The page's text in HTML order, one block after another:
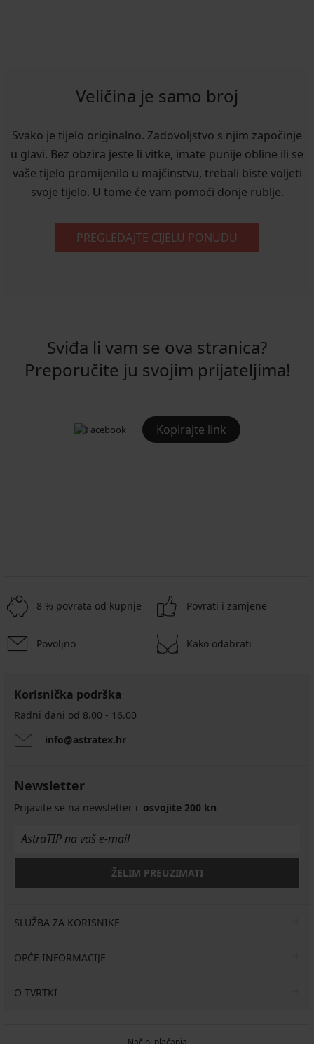
Veličina je samo broj
Svako je tijelo originalno. Zadovoljstvo s njim započinje
u glavi. Bez obzira jeste li vitke, imate punije obline ili se
vaše tijelo promijenilo u majčinstvu, trebali biste voljeti
svoje tijelo. U tome će vam pomoći donje rublje.
PREGLEDAJTE CIJELU PONUDU
Sviđa li vam se ova stranica?
Preporučite ju svojim prijateljima!
Kopirajte link
8 % povrata od kupnje Povrati i zamjene
Povoljno Kako odabrati
Korisnička podrška
Radni dani od 8.00 - 16.00
info@astratex.hr
Newsletter
Prijavite se na newsletter i osvojite 200 kn
ŽELIM PREUZIMATI
SLUŽBA ZA KORISNIKE
OPĆE INFORMACIJE
O TVRTKI